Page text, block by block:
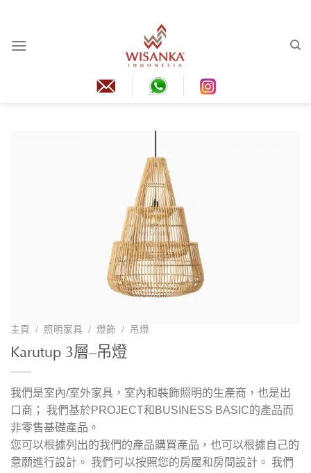
主頁 / 照明家具 / 燈飾 / 吊燈
Karutup 3層–吊燈
我們是室內/室外家具，室內和裝飾照明的生產商，也是出
口商； 我們基於PROJECT和BUSINESS BASIC的產品而
非零售基礎產品。
您可以根據列出的我們的產品購買產品，也可以根據自己的
意願進行設計。 我們可以按照您的房屋和房間設計。 我們